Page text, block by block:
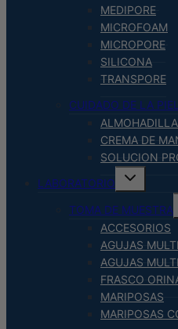
MEDIPORE
MICROFOAM
MICROPORE
SILICONA
TRANSPORE
CUIDADO DE LA PIEL
CREMA DE
SOLUCION
LABORATORIO
Alternar
menú
TOMA DE MUESTRA
ACCESORIOS
AGUJAS
AGUJAS
FRASCO
MARIPOSAS
MARIPOSAS